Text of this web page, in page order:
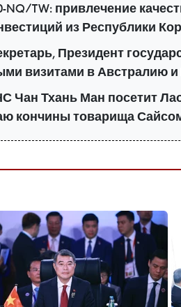
TW: привлечение
из Республики
Президент
визитами в Австралию
Чан Тхань Ман посетит
кончины товарища